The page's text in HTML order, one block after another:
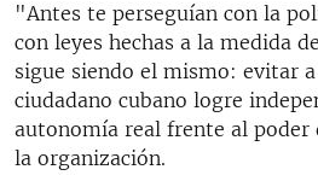
"Antes te perseguían con la
con leyes hechas a la medida
sigue siendo el mismo: evitar
ciudadano cubano logre
autonomía real frente al poder
la organización.